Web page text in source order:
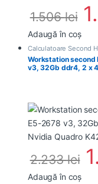
1.506lei
Adaugă în coș
Calculatoare Second
Workstation second
v3, 32Gb ddr4, 2 x
2.233lei
Adaugă în coș